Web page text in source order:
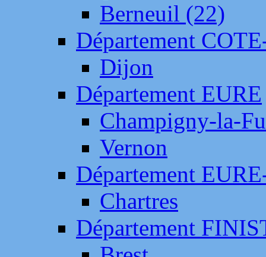
Berneuil (22)
Département
Dijon
Département EURE
Champigny-la-
Vernon
Département
Chartres
Département